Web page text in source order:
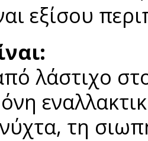
εξίσου
λάστιχο
τη